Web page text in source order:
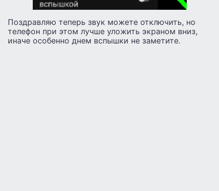
Поздравляю теперь звук можете отключить, но
телефон при этом лучше уложить экраном вниз,
иначе особенно днем вспышки не заметите.